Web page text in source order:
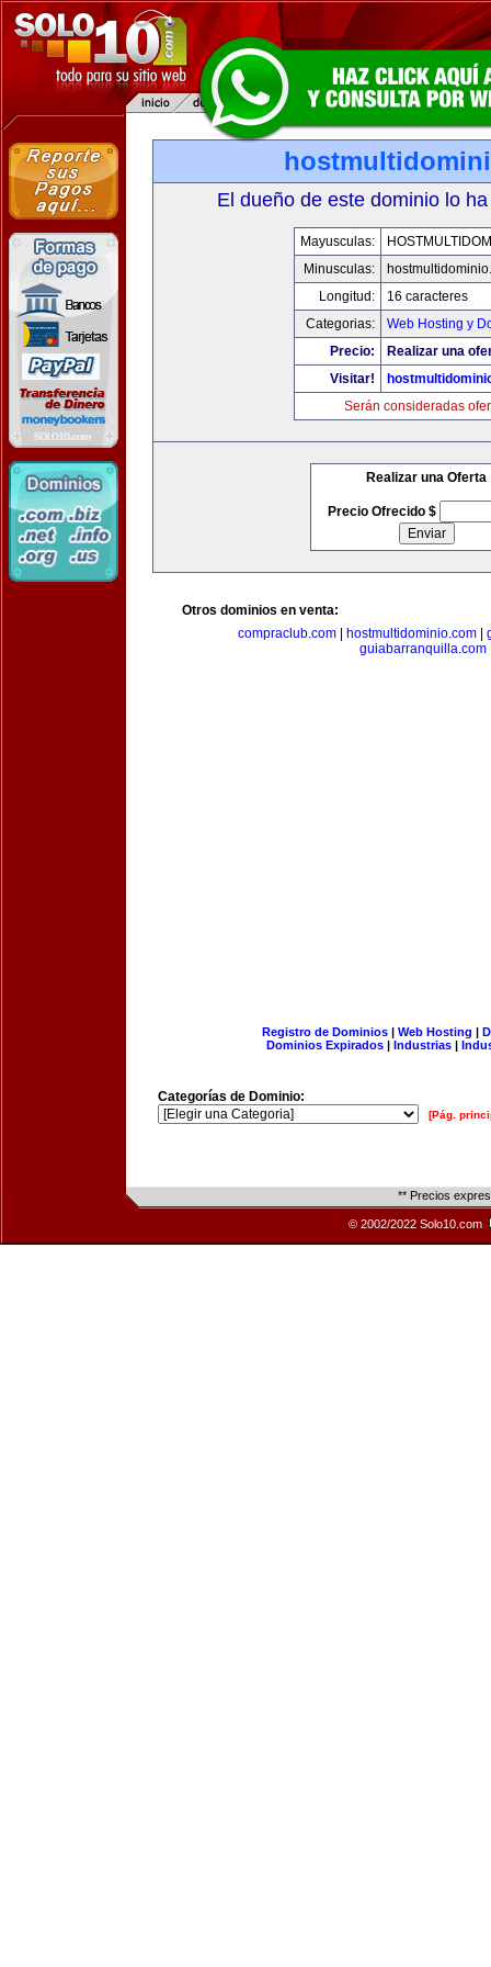
El dueño de este dominio lo
Mayusculas:
Minusculas:
Longitud:
16 caracteres
Categorias:
Web Hosting y
Precio:
Realizar una
Visitar!
Serán consideradas
Realizar una Oferta
Precio Ofrecido $
Otros dominios en venta:
compraclub.com
hostmultidominio.com
guiabarranquilla.com
Registro de Dominios| Web Hosting |
Dominios Expirados | Industrias |
Categorías de Dominio:
[Pág.
** Precios
© 2002/2022 Solo10.com